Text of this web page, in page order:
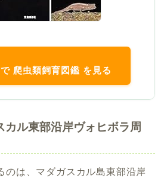
爬虫類飼育図鑑 を見る
カル東部沿岸ヴォヒボラ周
のは、マダガスカル島東部沿岸